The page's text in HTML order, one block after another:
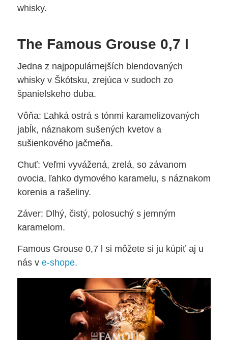
whisky.
The Famous Grouse 0,7 l
Jedna z najpopulárnejších blendovaných
whisky v Škótsku, zrejúca v sudoch zo
španielskeho duba.
Vôňa: Ľahká ostrá s tónmi karamelizovaných
jabĺk, náznakom sušených kvetov a
sušienkového jačmeňa.
Chuť: Veľmi vyvážená, zrelá, so závanom
ovocia, ľahko dymového karamelu, s náznakom
korenia a rašeliny.
Záver: Dlhý, čistý, polosuchý s jemným
karamelom.
Famous Grouse 0,7 l si môžete si ju kúpiť aj u
nás v e-shope.